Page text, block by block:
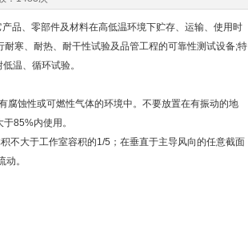
品、零部件及材料在高低温环境下贮存、运输、使用时
寒、耐热、耐干性试验及品管工程的可靠性测试设备;特
温、循环试验。
蚀性或可燃性气体的环境中。不要放置在有振动的地
85%内使用。
大于工作室容积的1/5；在垂直于主导风向的任意截面
。